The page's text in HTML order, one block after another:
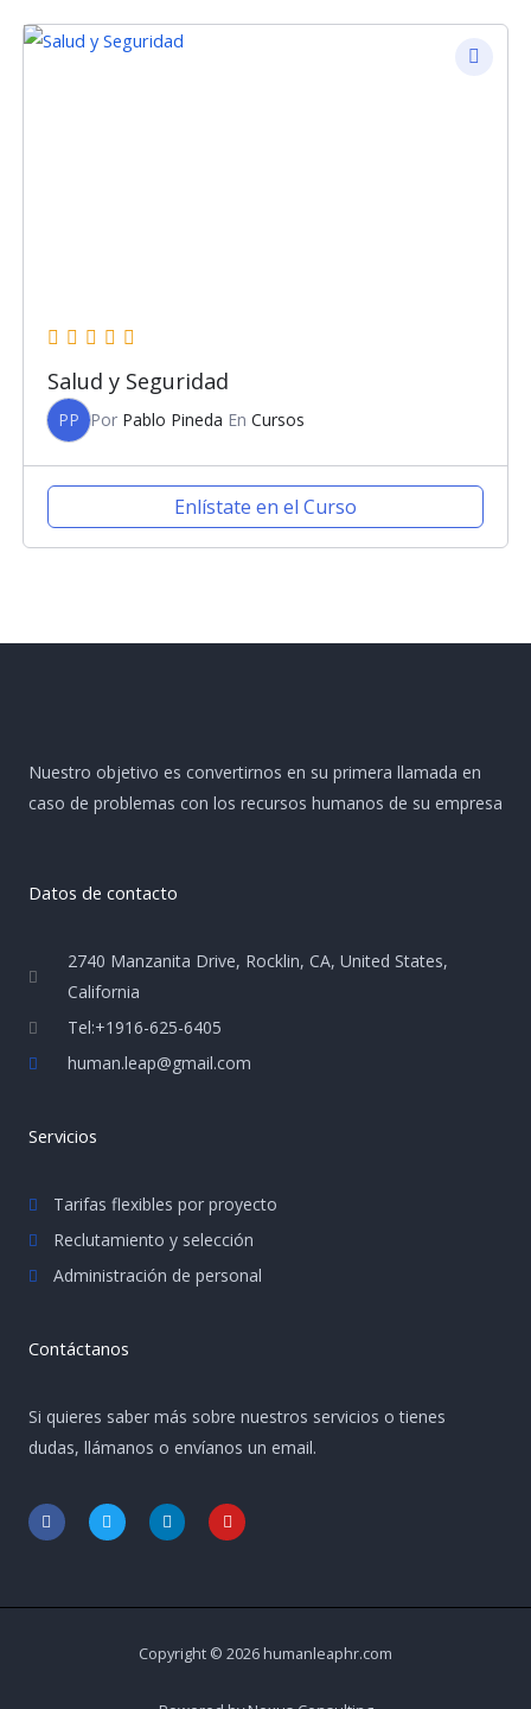
Salud y Seguridad
PP Por Pablo Pineda En Cursos
Enlístate en el Curso
Nuestro objetivo es convertirnos en su primera llamada en
caso de problemas con los recursos humanos de su empresa
Datos de contacto
2740 Manzanita Drive, Rocklin, CA, United States,
California
Tel:+1916-625-6405
human.leap@gmail.com
Servicios
Tarifas flexibles por proyecto
Reclutamiento y selección
Administración de personal
Contáctanos
Si quieres saber más sobre nuestros servicios o tienes
dudas, llámanos o envíanos un email.
F
a
c
o
T
w
i
r
L
i
n
i
i
Y
o
u
e
Copyright © 2026 humanleaphr.com